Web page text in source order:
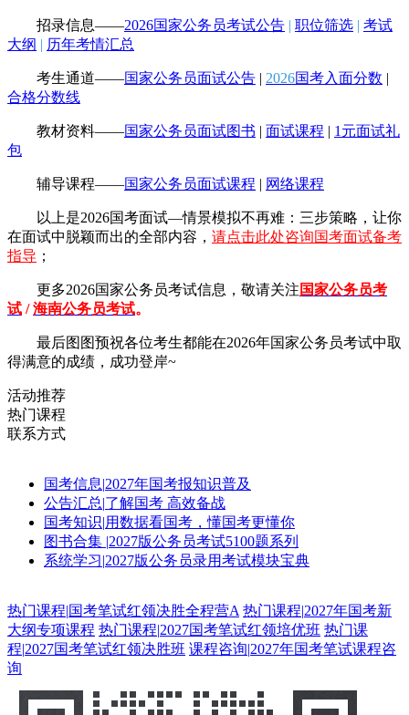
招录信息——2026国家公务员考试公告 | 职位筛选 | 考试
大纲 | 历年考情汇总
考生通道——国家公务员面试公告 | 2026国考入面分数 |
合格分数线
教材资料——国家公务员面试图书 | 面试课程 | 1元面试礼
包
辅导课程——国家公务员面试课程 | 网络课程
以上是2026国考面试—情景模拟不再难：三步策略，让你
在面试中脱颖而出的全部内容， 请点击此处咨询国考面试备考
指导 ；
更多2026国家公务员考试信息，敬请关注 国家公务员考
试 /海南公务员考试。
最后图图预祝各位考生都能在2026年国家公务员考试中取
得满意的成绩，成功登岸~
活动推荐
热门课程
联系方式
国考信息|2027年国考报知识普及
公告汇总|了解国考 高效备战
国考知识|用数据看国考，懂国考更懂你
图书合集 |2027版公务员考试5100题系列
系统学习|2027版公务员录用考试模块宝典
热门课程|国考笔试红领决胜全程营A 热门课程|2027年国考新
大纲专项课程 热门课程|2027国考笔试红领培优班 热门课
程|2027国考笔试红领决胜班 课程咨询|2027年国考笔试课程咨
询